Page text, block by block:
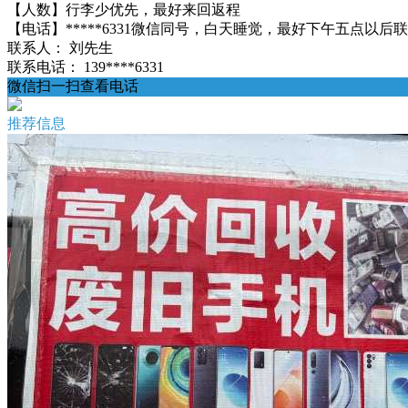
【人数】行李少优先，最好来回返程
【电话】*****6331微信同号，白天睡觉，最好下午五点以后
联系人：
刘先生
联系电话：
139****6331
微信扫一扫查看电话
推荐信息